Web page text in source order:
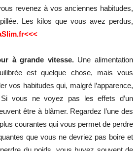
revenez à vos anciennes habitudes,
. Les kilos que vous avez perdus,
à grande vitesse. Une alimentation
est quelque chose, mais vous
vos habitudes qui, malgré l’apparence,
vous ne voyez pas les effets d’un
être à blâmer. Regardez l’une des
plus courantes qui vous permet de perdre
que vous ne devriez pas boire et